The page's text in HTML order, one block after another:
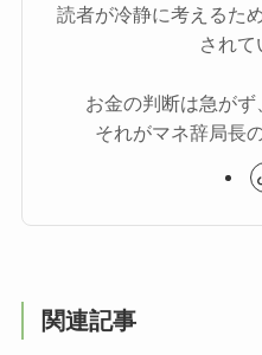
読者が冷静に考えるた
されて
お金の判断は急がず
それがマネ辞局長
関連記事